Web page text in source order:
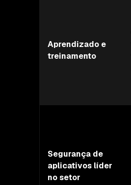
Aprendizado e
treinamento
Segurança de
aplicativos líder
no setor